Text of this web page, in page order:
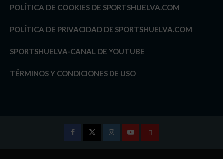
POLÍTICA DE COOKIES DE SPORTSHUELVA.COM
POLÍTICA DE PRIVACIDAD DE SPORTSHUELVA.COM
SPORTSHUELVA-CANAL DE YOUTUBE
TÉRMINOS Y CONDICIONES DE USO
InstagramYoutubeTÉRMINOS